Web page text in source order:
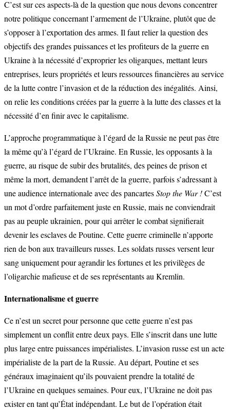
C’est sur ces aspects-là de la question que nous devons concentrer
notre politique concernant l’armement de l’Ukraine, plutôt que de
s’opposer à l’exportation des armes. Il faut relier la question des
objectifs des grandes puissances et les profiteurs de la guerre en
Ukraine à la nécessité d’exproprier les oligarques, mettant leurs
entreprises, leurs propriétés et leurs ressources financières au service
de la lutte contre l’invasion et de la réduction des inégalités. Ainsi,
on relie les conditions créées par la guerre à la lutte des classes et la
nécessité d’en finir avec le capitalisme.
L’approche programmatique à l’égard de la Russie ne peut pas être
la même qu’à l’égard de l’Ukraine. En Russie, les opposants à la
guerre, au risque de subir des brutalités, des peines de prison et
même la mort, demandent l’arrêt de la guerre, parfois s’adressant à
une audience internationale avec des pancartesStop the War !C’est
un mot d’ordre parfaitement juste en Russie, mais ne conviendrait
pas au peuple ukrainien, pour qui arrêter le combat signifierait
devenir les esclaves de Poutine. Cette guerre criminelle n’apporte
rien de bon aux travailleurs russes. Les soldats russes versent leur
sang uniquement pour agrandir les fortunes et les privilèges de
l’oligarchie mafieuse et de ses représentants au Kremlin.
Internationalisme et guerre
Ce n’est un secret pour personne que cette guerre n’est pas
simplement un conflit entre deux pays. Elle s’inscrit dans une lutte
plus large entre puissances impérialistes. L’invasion russe est un acte
impérialiste de la part de la Russie. Au départ, Poutine et ses
généraux imaginaient qu’ils pouvaient prendre la totalité de
l’Ukraine en quelques semaines. Pour eux, l’Ukraine ne doit pas
exister en tant qu’État indépendant. Le but de l’opération était